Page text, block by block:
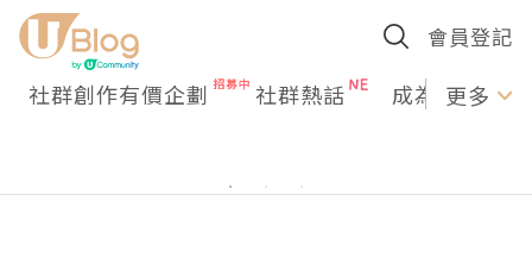
會員登記
社群創作有價企劃 社群熱話 成為U更多